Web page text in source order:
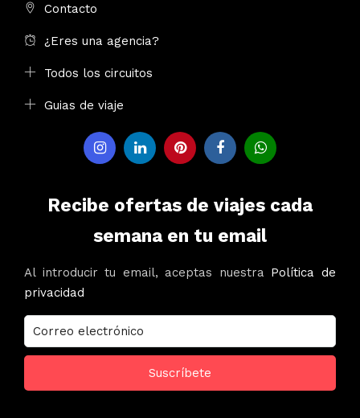
Contacto
¿Eres una agencia?
Todos los circuitos
Guias de viaje
Recibe ofertas de viajes cada
semana en tu email
Al introducir tu email, aceptas nuestra Política de
privacidad